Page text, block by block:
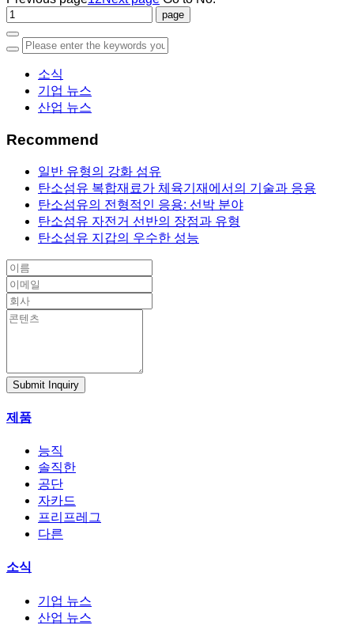
소식
기업 뉴스
산업 뉴스
Recommend
일반 유형의 강화 섬유
탄소섬유 복합재료가 체육기재에서의 기술과 응용
탄소섬유의 전형적인 응용: 선박 분야
탄소섬유 자전거 선반의 장점과 유형
탄소섬유 지갑의 우수한 성능
Submit Inquiry
제품
능직
솔직한
공단
자카드
프리프레그
다른
소식
기업 뉴스
산업 뉴스